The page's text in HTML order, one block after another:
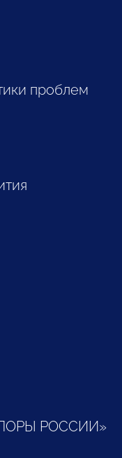
проблем
РОССИИ»